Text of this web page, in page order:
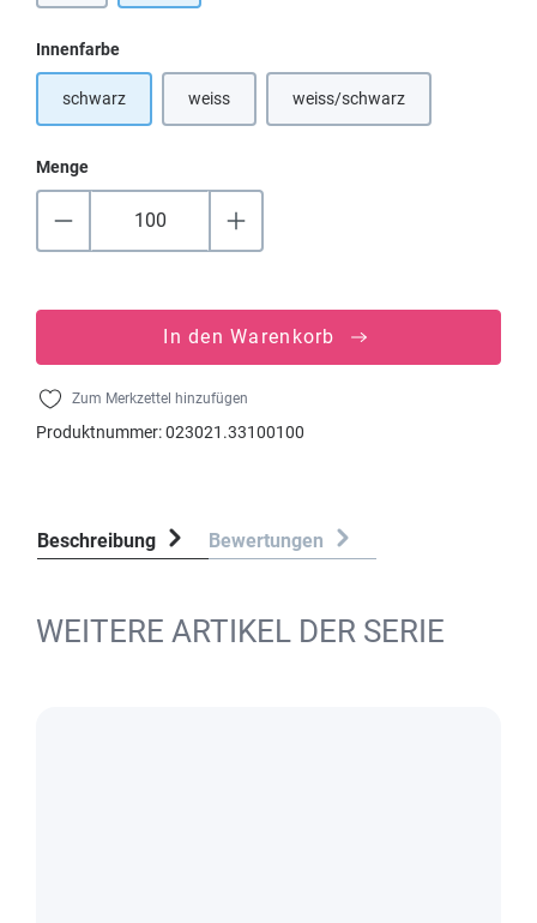
Innenfarbeauswählen
schwarz weiss(Diese Option ist zurzeit nicht verfügbar.)
weiss/schwarz(Diese Option ist zurzeit
Menge
In den Warenkorb
Zum Merkzettel hinzufügen
Produktnummer:023021.33100100
Beschreibung Bewertungen
WEITERE ARTIKEL DER SERIE